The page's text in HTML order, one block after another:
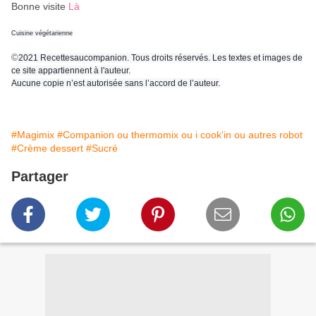
Bonne visite Là
Cuisine végétarienne
©2021 Recettesaucompanion. Tous droits réservés. Les textes et images de
ce site appartiennent à l'auteur.
Aucune copie n’est autorisée sans l’accord de l’auteur.
#Magimix #Companion ou thermomix ou i cook'in ou autres robot
#Crème dessert #Sucré
Partager